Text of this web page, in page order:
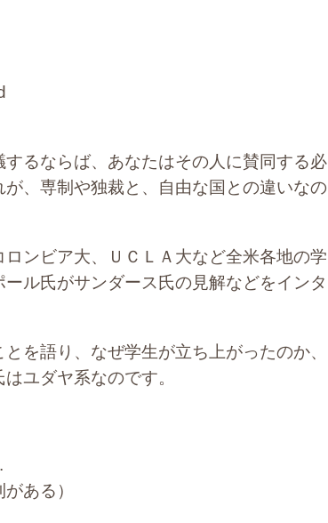
るならば、あなたはその人に賛同する必
、専制や独裁と、自由な国との違いなの
ンビア大、ＵＣＬＡ大など全米各地の学
ル氏がサンダース氏の見解などをインタ
を語り、なぜ学生が立ち上がったのか、
はユダヤ系なのです。
ある）